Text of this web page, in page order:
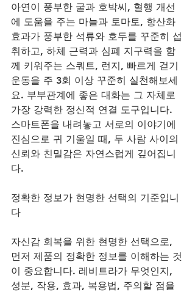
아연이 풍부한 굴과 호박씨, 혈행 개선
에 도움을 주는 마늘과 토마토, 항산화
효과가 풍부한 석류와 호두를 꾸준히 섭
취하고, 하체 근력과 심폐 지구력을 함
께 키워주는 스쿼트, 런지, 빠르게 걷기
운동을 주 3회 이상 꾸준히 실천해보세
요. 부부관계에 좋은 대화는 그 자체로
가장 강력한 정신적 연결 도구입니다.
스마트폰을 내려놓고 서로의 이야기에
진심으로 귀 기울일 때, 두 사람 사이의
신뢰와 친밀감은 자연스럽게 깊어집니
다.
정확한 정보가 현명한 선택의 기준입니
다
자신감 회복을 위한 현명한 선택으로,
먼저 제품의 정확한 정보를 이해하는 것
이 중요합니다. 레비트라가 무엇인지,
성분, 작용, 효과, 복용법, 주의할 점을